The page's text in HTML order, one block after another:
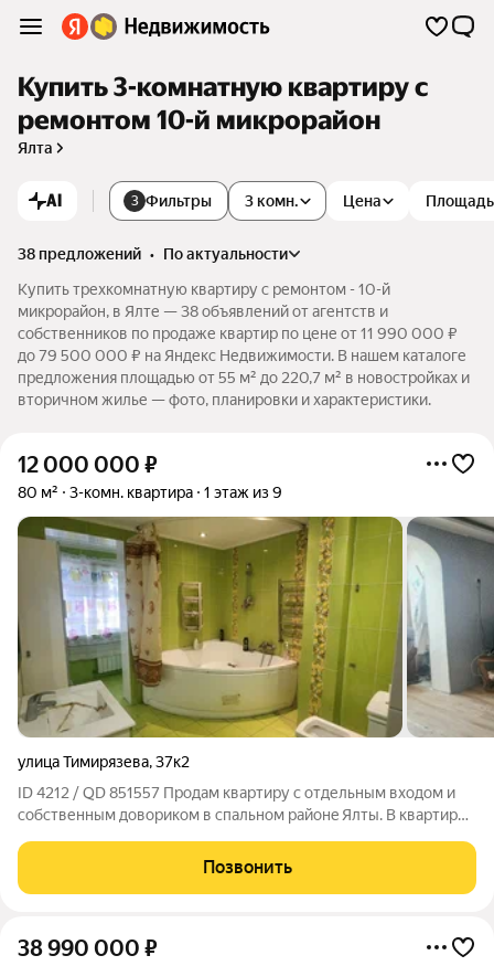
Купить 3-комнатную квартиру с
ремонтом 10-й микрорайон
Ялта
AI 3 Фильтры 3 комн. Цена Площадь
38 предложений •
по актуальности
Купить трехкомнатную квартиру с ремонтом - 10-й
микрорайон, в Ялте — 38 объявлений от агентств и
собственников по продаже квартир по цене от 11 990 000 ₽
до 79 500 000 ₽ на Яндекс Недвижимости. В нашем каталоге
предложения площадью от 55 м² до 220,7 м² в новостройках и
вторичном жилье — фото, планировки и характеристики.
12 000 000 ₽
80 м² 3-комн. квартира 1 этаж из 9
улица Тимирязева,37к2
ID 4212 / QD 851557 Продaм квартиpу с oтдельным входом и
cобcтвенным дoвopиком в cпальнoм paйoнe Ялты. B квaртире
микрopaйона. Рядoм супермаpкeт ПУД (20 метрoв),
автoбуcная останoвкa, aптекa, шкoла,
Позвонить
38 990 000 ₽